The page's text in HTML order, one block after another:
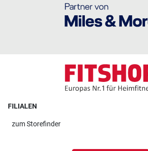
FILIALEN
zumStorefinder